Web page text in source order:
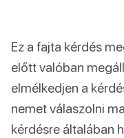
Ez a fajta kérdés
előtt valóban
elmélkedjen a
nemet válaszolni
kérdésre általában